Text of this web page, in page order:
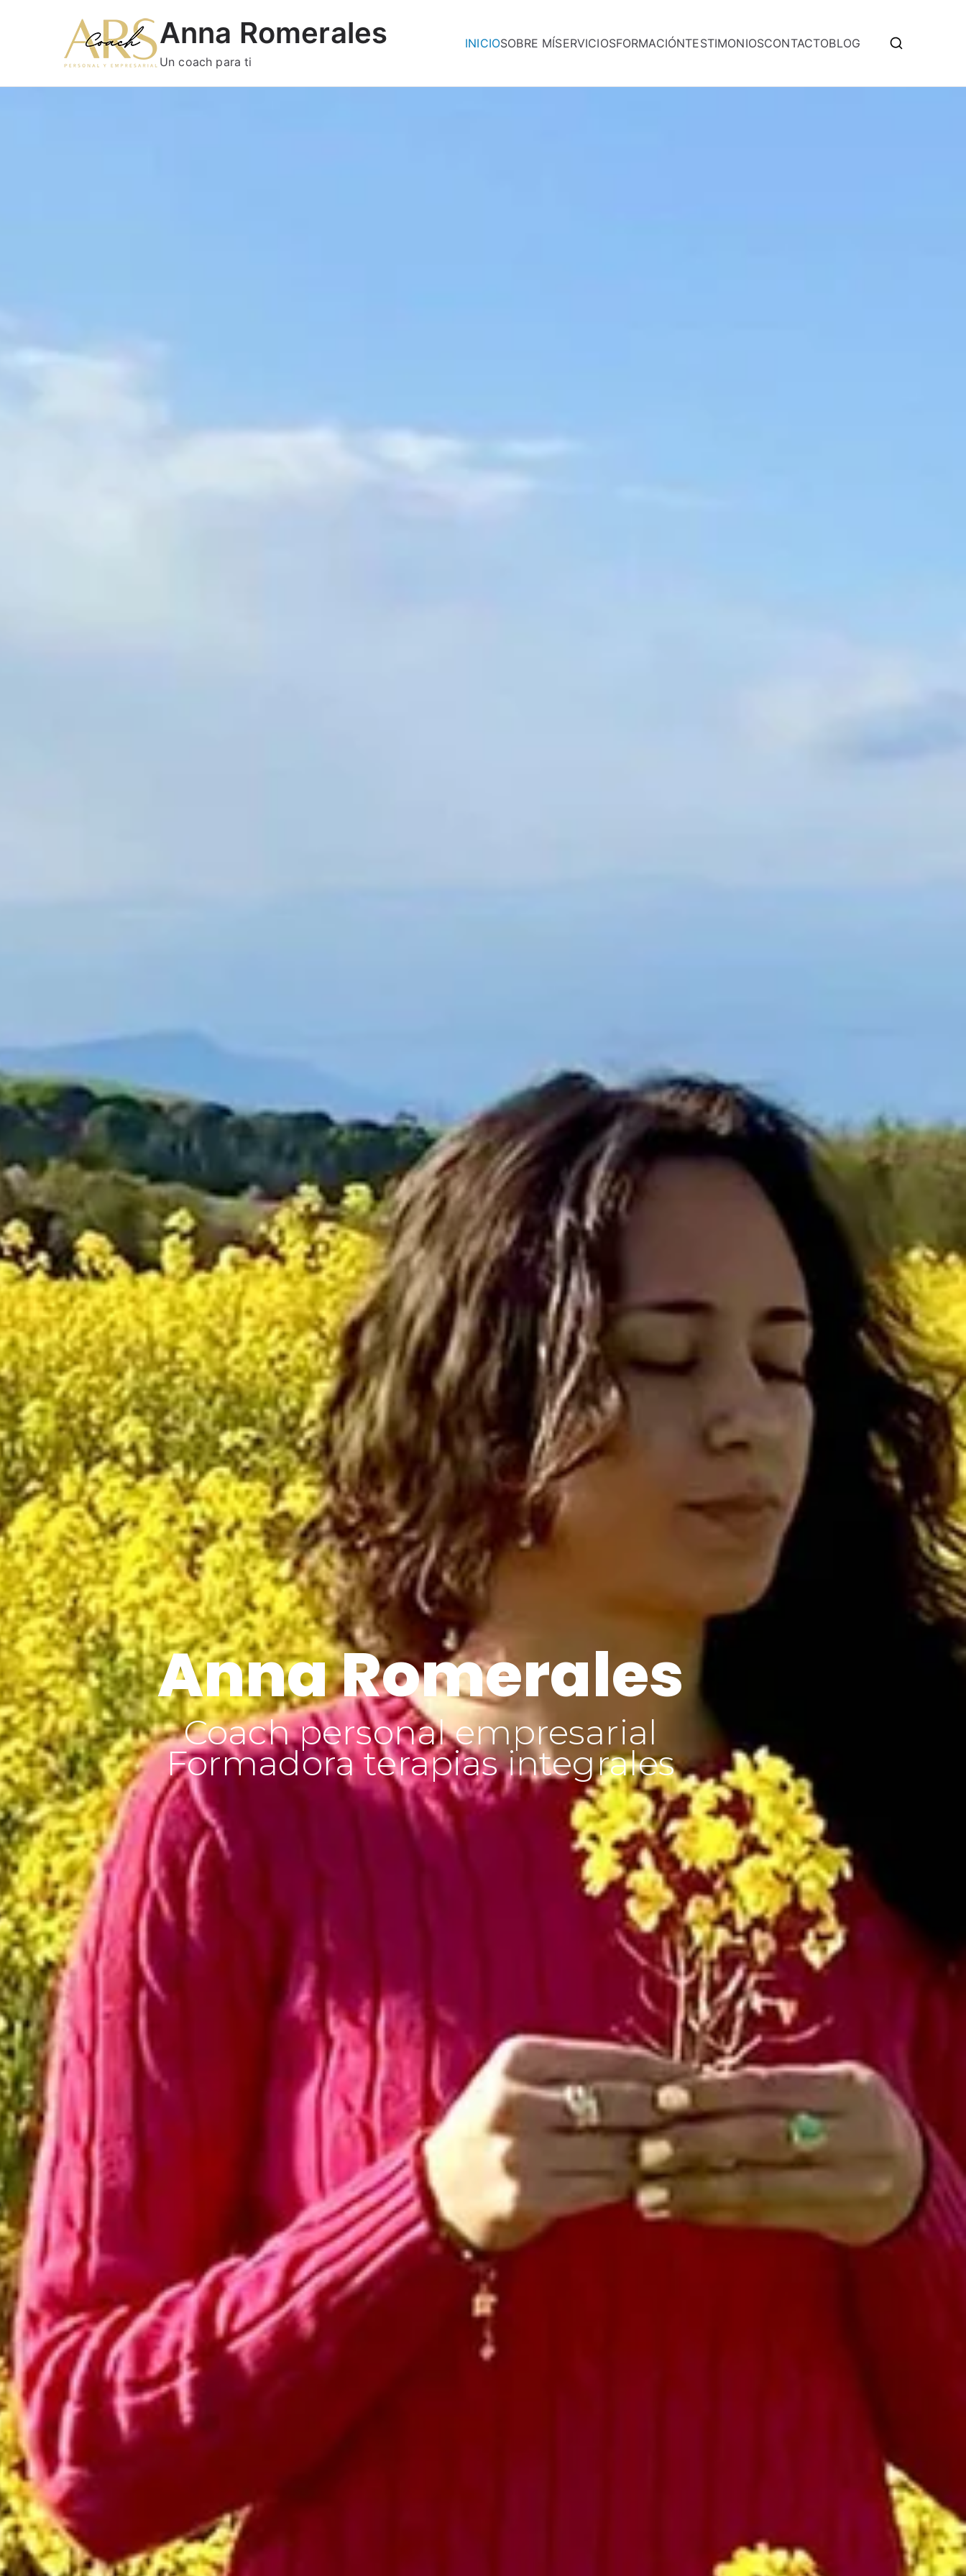
Anna Romerales
Un coach para ti
INICIOSOBRE MÍSERVICIOSFORMACIÓNTESTIMONIOSCONTACTOBLOG
Anna Romerales
Coach personal empresarial
Formadora terapias integrales